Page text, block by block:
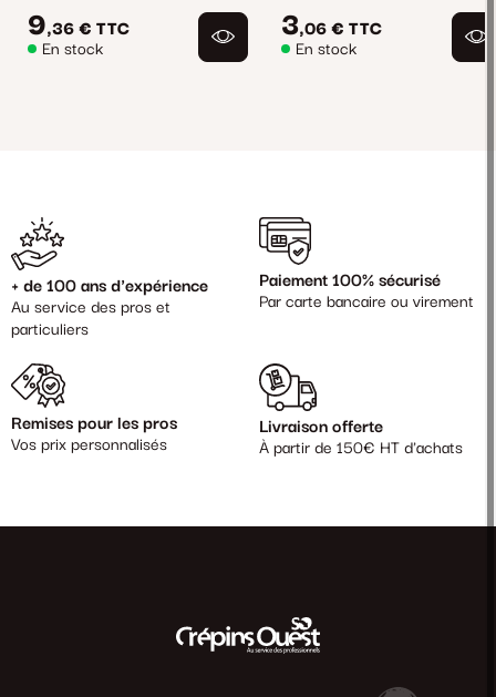
9,36 € TTC
En stock
3,06 € TTC
En stock
+ de 100 ans d'expérience
Au service des pros et
particuliers
Paiement 100% sécurisé
Par carte bancaire ou virement
Remises pour les pros
Vos prix personnalisés
Livraison offerte
À partir de 150€ HT d'achats